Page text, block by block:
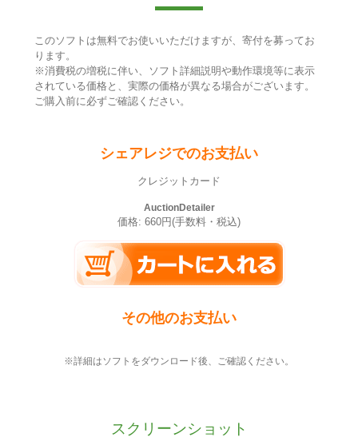
このソフトは無料でお使いいただけますが、寄付を募ってお
ります。
※消費税の増税に伴い、ソフト詳細説明や動作環境等に表示
されている価格と、実際の価格が異なる場合がございます。
ご購入前に必ずご確認ください。
シェアレジでのお支払い
クレジットカード
AuctionDetailer
価格: 660円(手数料・税込)
その他のお支払い
※詳細はソフトをダウンロード後、ご確認ください。
スクリーンショット